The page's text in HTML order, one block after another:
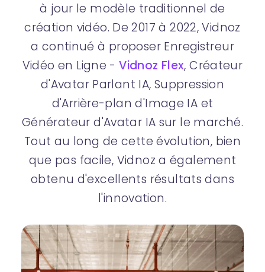
à jour le modèle traditionnel de
création vidéo. De 2017 à 2022, Vidnoz
a continué à proposer Enregistreur
Vidéo en Ligne -Vidnoz Flex, Créateur
d'Avatar Parlant IA, Suppression
d'Arrière-plan d'Image IA et
Générateur d'Avatar IA sur le marché.
Tout au long de cette évolution, bien
que pas facile, Vidnoz a également
obtenu d'excellents résultats dans
l'innovation.